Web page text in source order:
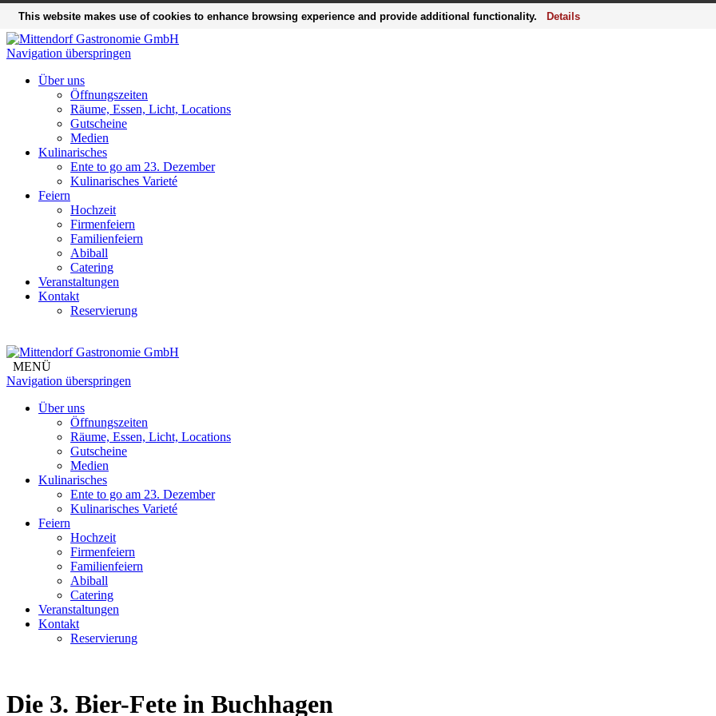
Navigation überspringen
Über uns
Öffnungszeiten
Räume, Essen, Licht, Locations
Gutscheine
Medien
Kulinarisches
Ente to go am 23. Dezember
Kulinarisches Varieté
Feiern
Hochzeit
Firmenfeiern
Familienfeiern
Abiball
Catering
Veranstaltungen
Kontakt
Reservierung
MENÜ
Navigation überspringen
Über uns
Öffnungszeiten
Räume, Essen, Licht, Locations
Gutscheine
Medien
Kulinarisches
Ente to go am 23. Dezember
Kulinarisches Varieté
Feiern
Hochzeit
Firmenfeiern
Familienfeiern
Abiball
Catering
Veranstaltungen
Kontakt
Reservierung
Die 3. Bier-Fete in Buchhagen
This website makes use of cookies to enhance browsing experience and provide additional functionality. Details